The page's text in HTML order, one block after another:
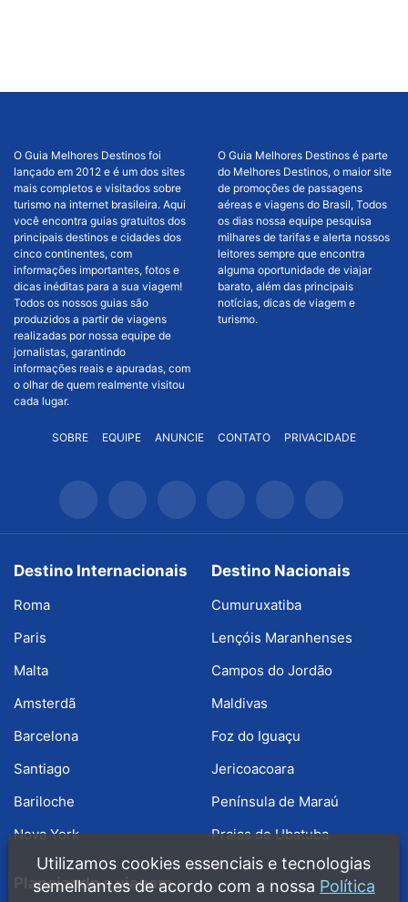
O Guia Melhores Destinos foi
lançado em 2012 e é um dos sites
mais completos e visitados sobre
turismo na internet brasileira. Aqui
você encontra guias gratuitos dos
principais destinos e cidades dos
cinco continentes, com
informações importantes, fotos e
dicas inéditas para a sua viagem!
Todos os nossos guias são
produzidos a partir de viagens
realizadas por nossa equipe de
jornalistas, garantindo
informações reais e apuradas, com
o olhar de quem realmente visitou
cada lugar.
O Guia Melhores Destinos é parte
do Melhores Destinos, o maior site
de promoções de passagens
aéreas e viagens do Brasil, Todos
os dias nossa equipe pesquisa
milhares de tarifas e alerta nossos
leitores sempre que encontra
alguma oportunidade de viajar
barato, além das principais
notícias, dicas de viagem e
turismo.
SOBRE EQUIPE ANUNCIE CONTATO PRIVACIDADE
Destino Internacionais
Roma
Paris
Malta
Amsterdã
Barcelona
Santiago
Bariloche
Nova York
Destino Nacionais
Cumuruxatiba
Lençóis Maranhenses
Campos do Jordão
Maldivas
Foz do Iguaçu
Jericoacoara
Península de Maraú
Praias de Ubatuba
Planejando a viagem
Utilizamos cookies essenciais e tecnologias
semelhantes de acordo com a nossa Política